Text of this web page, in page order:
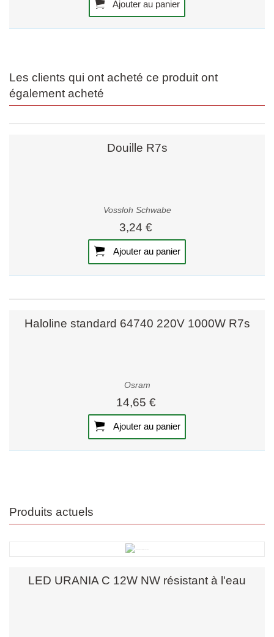
Ajouter au panier
Les clients qui ont acheté ce produit ont
également acheté
Douille R7s
Vossloh Schwabe
3,24 €
Ajouter au panier
Haloline standard 64740 220V 1000W R7s
Osram
14,65 €
Ajouter au panier
Produits actuels
LED URANIA C 12W NW résistant à l'eau